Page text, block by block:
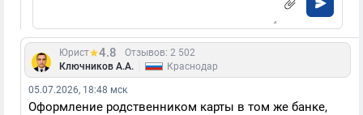
Юрист 4.8
Отзывов: 2 502
Ключников А.А.
Краснодар
05.07.2026, 18:48 мск
Оформление родственником карты в том же банке,